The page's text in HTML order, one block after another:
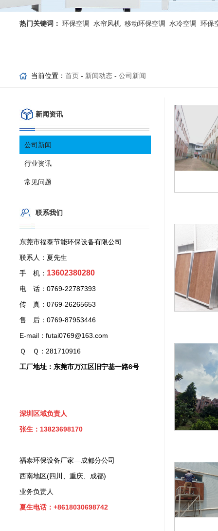
热门关键词： 环保空调 水帘风机 移动环保空调 水冷空调 环保
当前位置： 首页 - 新闻动态 - 公司新闻
新闻资讯
公司新闻
行业资讯
常见问题
联系我们
东莞市福泰节能环保设备有限公司
联系人：夏先生
手 机： 13602380280
电 话：0769-22787393
传 真：0769-26265653
售 后：0769-87953446
E-mail：futai0769@163.com
Ｑ Ｑ：281710916
工厂地址：东莞市万江区旧宁基一路6号
深圳区域负责人
张生：13823698170
福泰环保设备厂家—成都分公司
西南地区(四川、重庆、成都)
业务负责人
夏生电话：+8618030698742